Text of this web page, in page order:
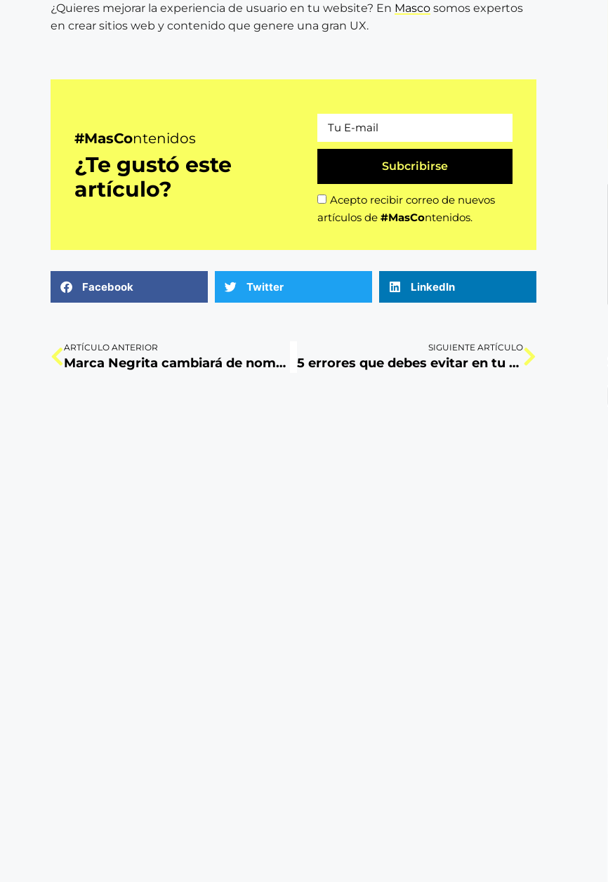
¿Quieres mejorar la experiencia de usuario en tu website? En Masco somos expertos
en crear sitios web y contenido que genere una gran UX.
#MasContenidos
¿Te gustó este
artículo?
Acepto recibir correo de nuevos
artículos de #MasContenidos.
Subcribirse
Facebook Twitter LinkedIn
ARTÍCULO ANTERIOR
Marca Negrita cambiará de nombre: Alicorp lo decide tras 60 años
SIGUIENTE ARTÍCULO
5 errores que debes evitar en tu sitio web